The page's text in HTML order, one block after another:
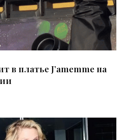
в платье J’amemme на